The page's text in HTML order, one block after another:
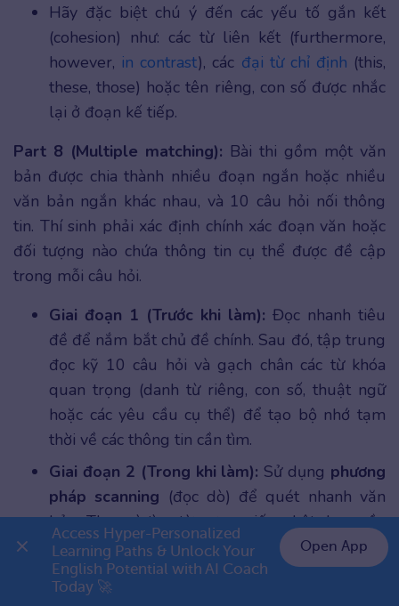
Hãy đặc biệt chú ý đến các yếu tố gắn kết
(cohesion) như: các từ liên kết (furthermore,
however, in contrast), các đại từ chỉ định (this,
these, those) hoặc tên riêng, con số được nhắc
lại ở đoạn kế tiếp.
Part 8 (Multiple matching): Bài thi gồm một văn
bản được chia thành nhiều đoạn ngắn hoặc nhiều
văn bản ngắn khác nhau, và 10 câu hỏi nối thông
tin. Thí sinh phải xác định chính xác đoạn văn hoặc
đối tượng nào chứa thông tin cụ thể được đề cập
trong mỗi câu hỏi.
Giai đoạn 1 (Trước khi làm): Đọc nhanh tiêu
đề để nắm bắt chủ đề chính. Sau đó, tập trung
đọc kỹ 10 câu hỏi và gạch chân các từ khóa
quan trọng (danh từ riêng, con số, thuật ngữ
hoặc các yêu cầu cụ thể) để tạo bộ nhớ tạm
thời về các thông tin cần tìm.
Giai đoạn 2 (Trong khi làm): Sử dụng phương
pháp scanning (đọc dò) để quét nhanh văn
bản. Thay vì tìm từ vựng giống hệt, bạn cần
chú trọng tìm các từ đồng nghĩa hoặc cách
diễn đạt tương đương (paraphrase) để xác
định đoạn văn khớp với nội dung câu hỏi.
👉 Premium 1 năm chỉ 799K
Access Hyper-Personalized
Learning Paths & Unlock Your
English Potential with AI Coach
Today 🚀
Open App